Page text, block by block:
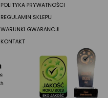
POLITYKA PRYWATNOŚCI
REGULAMIN SKLEPU
WARUNKI GWARANCJI
KONTAKT